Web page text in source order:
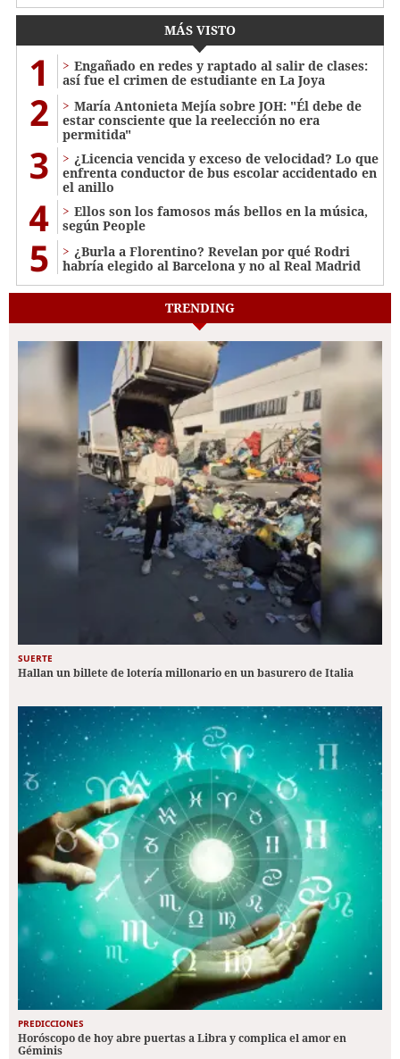
MÁS VISTO
1
Engañado en redes y raptado al salir de clases:
así fue el crimen de estudiante en La Joya
2
María Antonieta Mejía sobre JOH: "Él debe de
estar consciente que la reelección no era
permitida"
3
¿Licencia vencida y exceso de velocidad? Lo que
enfrenta conductor de bus escolar accidentado en
el anillo
4
Ellos son los famosos más bellos en la música,
según People
5
¿Burla a Florentino? Revelan por qué Rodri
habría elegido al Barcelona y no al Real Madrid
TRENDING
SUERTE
Hallan un billete de lotería millonario en un basurero de Italia
PREDICCIONES
Horóscopo de hoy abre puertas a Libra y complica el amor en
Géminis